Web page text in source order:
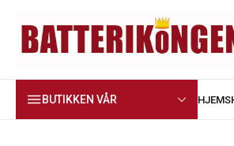
BUTIKKEN VÅR